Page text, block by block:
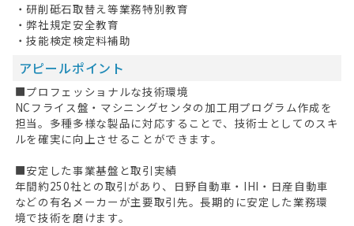
・研削砥石取替え等業務特別教育
・弊社規定安全教育
・技能検定検定料補助
アピールポイント
■プロフェッショナルな技術環境
NCフライス盤・マシニングセンタの加工用プログラム作成を
担当。多種多様な製品に対応することで、技術士としてのスキ
ルを確実に向上させることができます。
■安定した事業基盤と取引実績
年間約250社との取引があり、日野自動車・IHI・日産自動車
などの有名メーカーが主要取引先。長期的に安定した業務環
境で技術を磨けます。